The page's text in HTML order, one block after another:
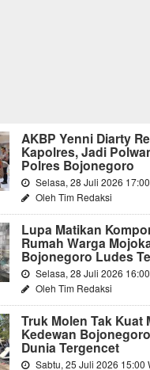
AKBP Yenni Diarty
Kapolres, Jadi
Polres Bojonegoro
Selasa, 28 Juli 2026
Oleh Tim Redaksi
Lupa Matikan
Rumah Warga
Bojonegoro Ludes
Selasa, 28 Juli 2026
Oleh Tim Redaksi
Truk Molen Tak Kuat
Kedewan
Dunia Tergencet
Sabtu, 25 Juli 2026 15:00